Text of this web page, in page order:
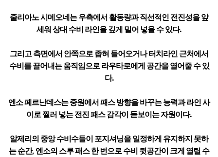
줄리아노 시메오네는 우측에서 활동량과 직선적인 전진성을 앞
세워 상대 수비 라인을 깊게 밀어 넣을 수 있다.
그리고 측면에서 안쪽으로 좁혀 들어오거나 터치라인 근처에서
수비를 끌어내는 움직임으로 라우타로에게 공간을 열어줄 수 있
다.
엔소 페르난데스는 중원에서 패스 방향을 바꾸는 능력과 라인 사
이로 찔러 넣는 전진 패스 감각이 돋보이는 자원이다.
알제리의 중앙 수비수들이 포지셔닝을 일정하게 유지하지 못하
는 순간, 엔소의 스루 패스 한 번으로 수비 뒷공간이 크게 열릴 수